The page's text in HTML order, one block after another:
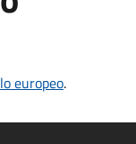
europeo.